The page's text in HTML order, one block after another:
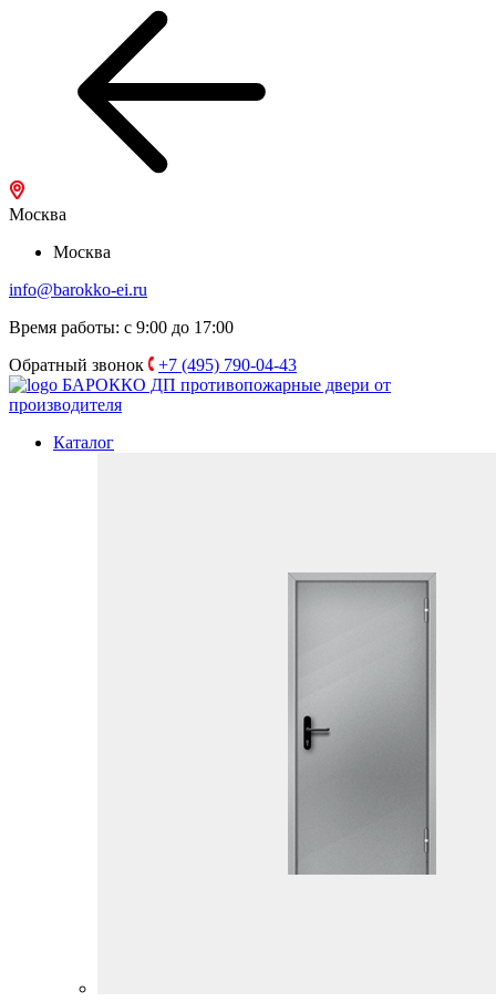
Москва
Москва
info@barokko-ei.ru
Время работы: с 9:00 до 17:00
Обратный звонок
+7 (495) 790-04-43
БАРОККО ДП противопожарные двери от
производителя
Каталог